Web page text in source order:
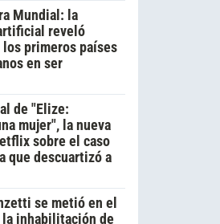
Mundial: la
reveló
primeros países
en ser
de "Elize:
mujer", la nueva
sobre el caso
que descuartizó a
se metió en el
inhabilitación de